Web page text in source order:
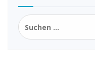
Suchen
nach: